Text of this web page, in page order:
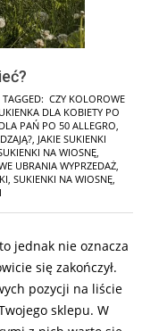
TAGGED: CZY KOLOROWE
DLA KOBIETY PO
PAŃ PO 50 ALLEGRO,
, JAKIE SUKIENKI
NA WIOSNĘ,
UBRANIA WYPRZEDAŻ,
, SUKIENKI NA WIOSNĘ,
jednak nie oznacza
się zakończył.
pozycji na liście
sklepu. W